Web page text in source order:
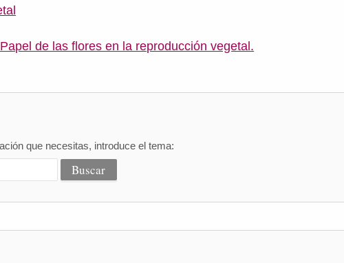
de las flores en la reproducción vegetal.
que necesitas, introduce el tema: